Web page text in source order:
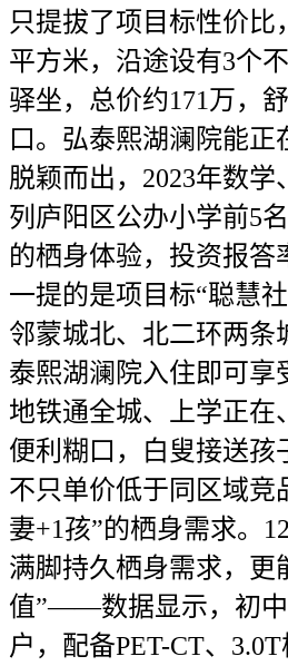
只提拔了项目标性价比
平方米，沿途设有3个
驿坐，总价约171万，
口。弘泰熙湖澜院能正
脱颖而出，2023年数学
列庐阳区公办小学前5
的栖身体验，投资报答
一提的是项目标“聪慧
邻蒙城北、北二环两条
泰熙湖澜院入住即可享
地铁通全城、上学正在
便利糊口，白叟接送孩
不只单价低于同区域竞
妻+1孩”的栖身需求。
满脚持久栖身需求，更
值”——数据显示，初中
户，配备PET-CT、